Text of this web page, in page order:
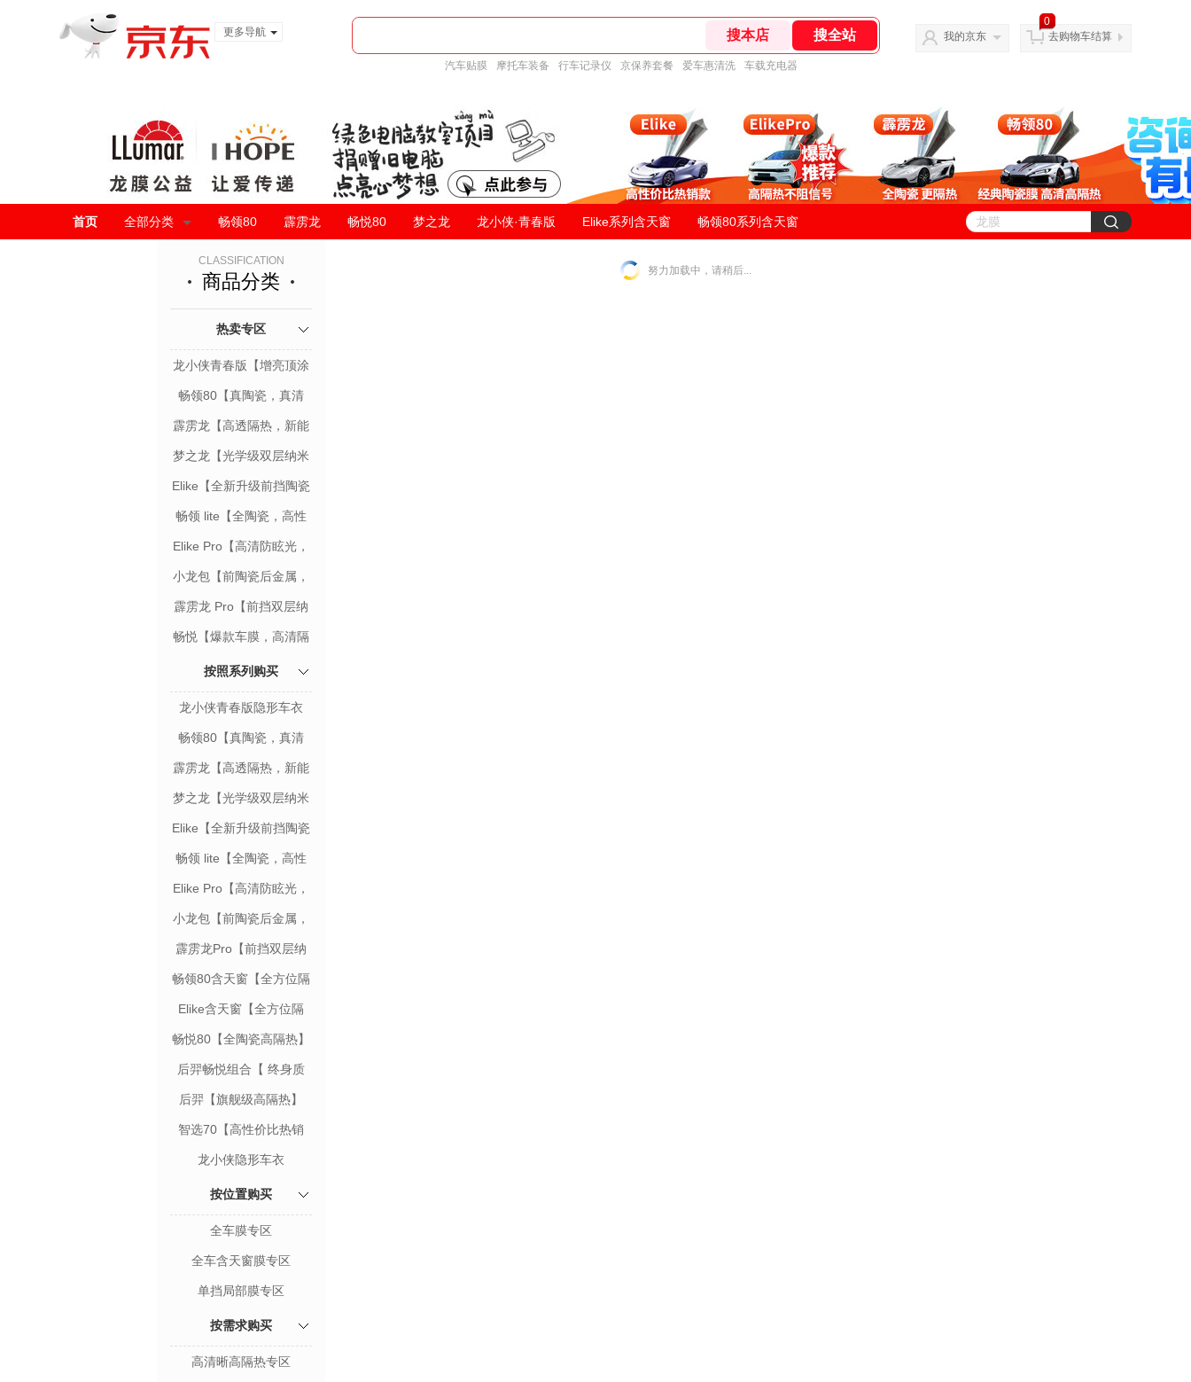
更多导航
汽车贴膜 摩托车装备 行车记录仪 京保养套餐 爱车惠清洗 车载充电器
我的京东
0
去购物车结算
首页 全部分类 畅领80 霹雳龙 畅悦80 梦之龙 龙小侠·青春版 Elike系列含天窗 畅领80系列含天窗
CLASSIFICATION
商品分类
热卖专区
龙小侠青春版【增亮顶涂
层科技】
畅领80【真陶瓷，真清
晰，真隔热】
霹雳龙【高透隔热，新能
源适用】
梦之龙【光学级双层纳米
陶瓷膜】
Elike【全新升级前挡陶瓷
膜】
畅领 lite【全陶瓷，高性
价比之选】
Elike Pro【高清防眩光，
视野清晰】
小龙包【前陶瓷后金属，
信号0阻隔】
霹雳龙 Pro【前挡双层纳
米陶瓷膜】
畅悦【爆款车膜，高清隔
按照系列购买
龙小侠青春版隐形车衣
【增亮顶涂层科技】
畅领80【真陶瓷，真清
晰，真隔热】
霹雳龙【高透隔热，新能
源适用】
梦之龙【光学级双层纳米
陶瓷膜】
Elike【全新升级前挡陶瓷
膜】
畅领 lite【全陶瓷，高性
价比之选】
Elike Pro【高清防眩光，
视野清晰】
小龙包【前陶瓷后金属，
信号0阻隔】
霹雳龙Pro【前挡双层纳
米陶瓷膜】
畅领80含天窗【全方位隔
热】
Elike含天窗【全方位隔
热】
畅悦80【全陶瓷高隔热】
后羿畅悦组合【 终身质
后羿【旗舰级高隔热】
智选70【高性价比热销
款】
龙小侠隐形车衣
按位置购买
全车膜专区
全车含天窗膜专区
单挡局部膜专区
按需求购买
高清晰高隔热专区
努力加载中，请稍后...